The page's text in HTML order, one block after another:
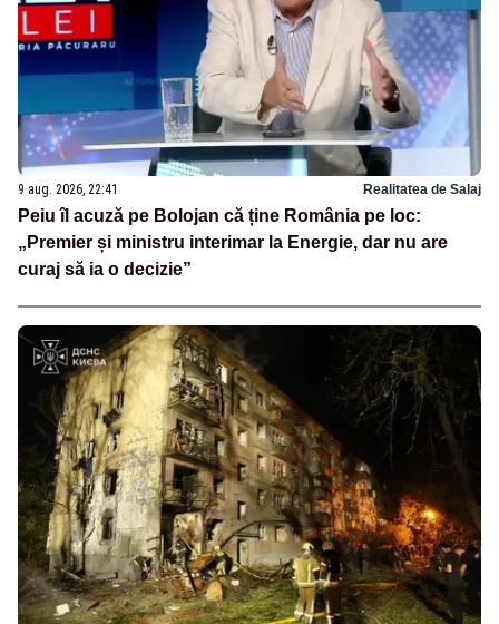
9 aug. 2026, 22:41 Realitatea de Salaj
Peiu îl acuză pe Bolojan că ține România pe loc:
„Premier și ministru interimar la Energie, dar nu are
curaj să ia o decizie”